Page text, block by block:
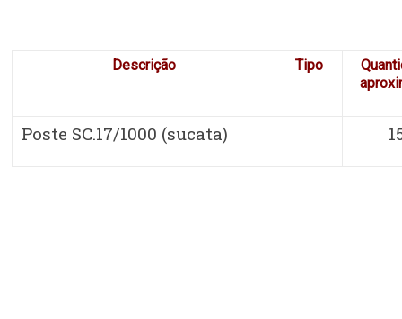
Descrição Tipo
Poste SC.17/1000 (sucata)